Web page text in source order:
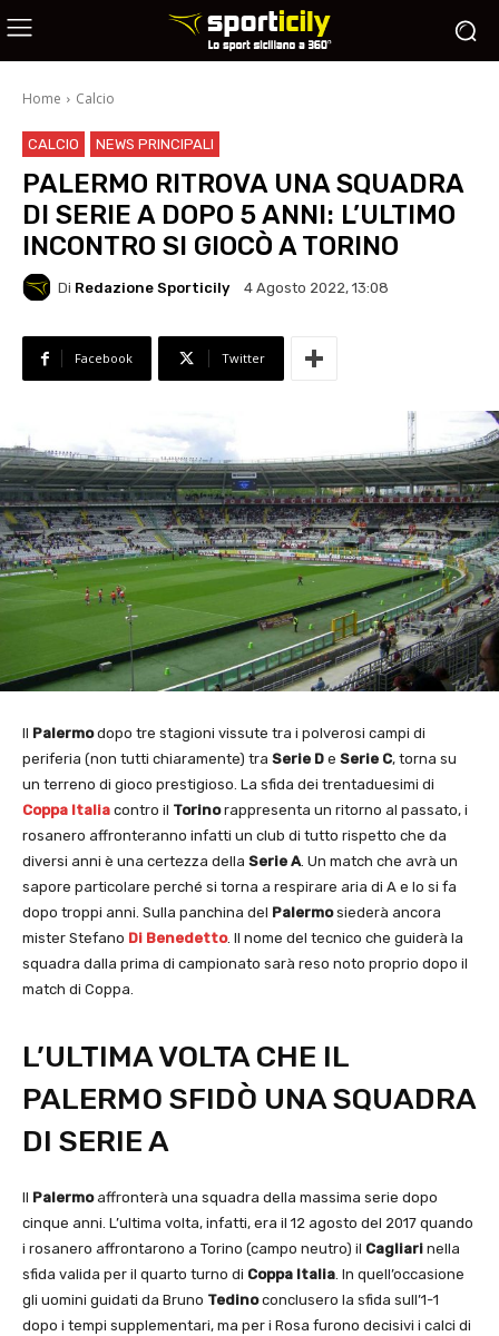
Home Calcio
CALCIO NEWS PRINCIPALI
PALERMO RITROVA UNA SQUADRA
DI SERIE A DOPO 5 ANNI: L’ULTIMO
INCONTRO SI GIOCÒ A TORINO
Di Redazione Sporticily 4 Agosto 2022, 13:08
Facebook Twitter
Il Palermodopo tre stagioni vissute tra i polverosi campi di
periferia (non tutti chiaramente) tra Serie D e Serie C, torna su
un terreno di gioco prestigioso. La sfida dei trentaduesimi di
Coppa Italia contro il Torinorappresenta un ritorno al passato, i
rosanero affronteranno infatti un club di tutto rispetto che da
diversi anni è una certezza della Serie A. Un match che avrà un
sapore particolare perché si torna a respirare aria di A e lo si fa
dopo troppi anni. Sulla panchina del Palermosiederà ancora
mister Stefano Di Benedetto. Il nome del tecnico che guiderà la
squadra dalla prima di campionato sarà reso noto proprio dopo il
match di Coppa.
L’ULTIMA VOLTA CHE IL
PALERMO SFIDÒ UNA SQUADRA
DI SERIE A
Il Palermoaffronterà una squadra della massima serie dopo
cinque anni. L’ultima volta, infatti, era il 12 agosto del 2017 quando
i rosanero affrontarono a Torino (campo neutro) il Cagliari nella
sfida valida per il quarto turno di Coppa Italia. In quell’occasione
gli uomini guidati da Bruno Tedinoconclusero la sfida sull’1-1
dopo i tempi supplementari, ma per i Rosa furono decisivi i calci di